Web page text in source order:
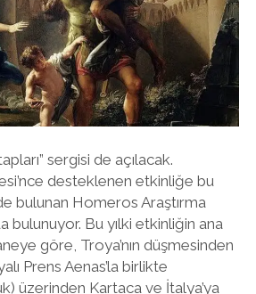
sergisi de açılacak.
desteklenen etkinliğe bu
bulunan Homeros Araştırma
bulunuyor. Bu yılki etkinliğin ana
göre, Troya’nın düşmesinden
Prens Aenas’la birlikte
üzerinden Kartaca ve İtalya’ya